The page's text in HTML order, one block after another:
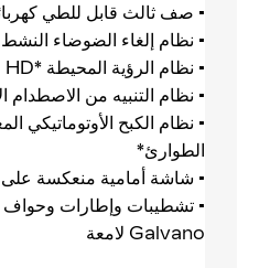
• صف ثالث قابل للطي
• نظام إلغاء الضوضاء النشط
• نظام الرؤية المحيطة *HD
• نظام التنبيه من الاصطدام
• نظام الكبح الأوتوماتيكي
الطوارئ*
• شاشة أمامية منعكسة على
• تشطيبات وإطارات وحواف
Galvano لامعة